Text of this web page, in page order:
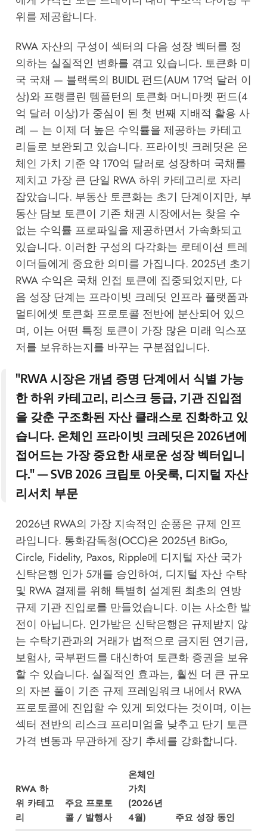
위를 제공합니다.
RWA 자산의 구성이 섹터의 다음 성장 벡터를 정
의하는 실질적인 변화를 겪고 있습니다. 토큰화 미
국 국채 — 블랙록의 BUIDL 펀드(AUM 17억 달러 이
상)와 프랭클린 템플턴의 토큰화 머니마켓 펀드(4
억 달러 이상)가 중심이 된 첫 번째 지배적 활용 사
례 — 는 이제 더 높은 수익률을 제공하는 카테고
리들로 보완되고 있습니다. 프라이빗 크레딧은 온
체인 가치 기준 약 170억 달러로 성장하며 국채를
제치고 가장 큰 단일 RWA 하위 카테고리로 자리
잡았습니다. 부동산 토큰화는 초기 단계이지만, 부
동산 담보 토큰이 기존 채권 시장에서는 찾을 수
없는 수익률 프로파일을 제공하면서 가속화되고
있습니다. 이러한 구성의 다각화는 로테이션 트레
이더들에게 중요한 의미를 가집니다. 2025년 초기
RWA 수익은 국채 인접 토큰에 집중되었지만, 다
음 성장 단계는 프라이빗 크레딧 인프라 플랫폼과
멀티에셋 토큰화 프로토콜 전반에 분산되어 있으
며, 이는 어떤 특정 토큰이 가장 많은 미래 익스포
저를 보유하는지를 바꾸는 구분점입니다.
"RWA 시장은 개념 증명 단계에서 식별 가능
한 하위 카테고리, 리스크 등급, 기관 진입점
을 갖춘 구조화된 자산 클래스로 진화하고 있
습니다. 온체인 프라이빗 크레딧은 2026년에
접어드는 가장 중요한 새로운 성장 벡터입니
다." —SVB 2026 크립토 아웃룩, 디지털 자산
리서치 부문
2026년 RWA의 가장 지속적인 순풍은 규제 인프
라입니다. 통화감독청(OCC)은 2025년 BitGo,
Circle, Fidelity, Paxos, Ripple에 디지털 자산 국가
신탁은행 인가 5개를 승인하여, 디지털 자산 수탁
및 RWA 결제를 위해 특별히 설계된 최초의 연방
규제 기관 진입로를 만들었습니다. 이는 사소한 발
전이 아닙니다. 인가받은 신탁은행은 규제받지 않
는 수탁기관과의 거래가 법적으로 금지된 연기금,
보험사, 국부펀드를 대신하여 토큰화 증권을 보유
할 수 있습니다. 실질적인 효과는, 훨씬 더 큰 규모
의 자본 풀이 기존 규제 프레임워크 내에서 RWA
프로토콜에 진입할 수 있게 되었다는 것이며, 이는
섹터 전반의 리스크 프리미엄을 낮추고 단기 토큰
가격 변동과 무관하게 장기 추세를 강화합니다.
RWA 하
위 카테고
리
주요 프로토
콜 / 발행사
온체인
가치
(2026년
4월)
주요 성장 동인